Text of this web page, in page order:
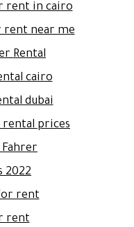
rent in cairo
rent near me
Rental
cairo
dubai
rental prices
2022
rent
rent